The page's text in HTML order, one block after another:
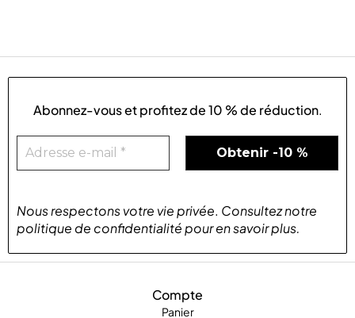
Compte
Panier
Abonnez-vous et profitez de10 % de réduction.
Nous respectons votre vie privée. Consultez notre
politique de confidentialitépouren savoir plus.